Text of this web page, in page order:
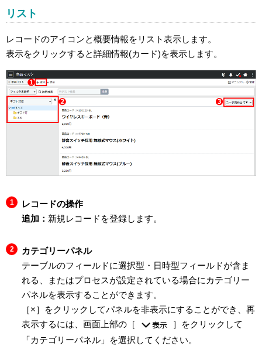
リスト
レコードのアイコンと概要情報をリスト表示します。
表示をクリックすると詳細情報(カード)を表示します。
レコードの操作
追加： 新規レコードを登録します。
カテゴリーパネル
テーブルのフィールドに選択型・日時型フィールドが含ま
れる、またはプロセスが設定されている場合にカテゴリー
パネルを表示することができます。
［×］をクリックしてパネルを非表示にすることができ、再
表示するには、画面上部の［
］をクリックして
「カテゴリーパネル」
を選択してください。